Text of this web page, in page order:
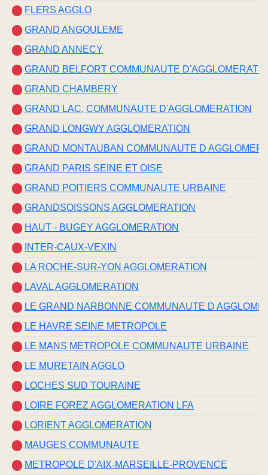
FLERS AGGLO
GRAND ANGOULEME
GRAND ANNECY
GRAND BELFORT COMMUNAUTE
GRAND CHAMBERY
GRAND LAC, COMMUNAUTE D'AGGLOMERATION
GRAND LONGWY AGGLOMERATION
GRAND MONTAUBAN COMMUNAUTE D
GRAND PARIS SEINE ET OISE
GRAND POITIERS COMMUNAUTE URBAINE
GRANDSOISSONS AGGLOMERATION
HAUT - BUGEY AGGLOMERATION
INTER-CAUX-VEXIN
LA ROCHE-SUR-YON AGGLOMERATION
LAVAL AGGLOMERATION
LE GRAND NARBONNE COMMUNAUTE D
LE HAVRE SEINE METROPOLE
LE MANS METROPOLE COMMUNAUTE URBAINE
LE MURETAIN AGGLO
LOCHES SUD TOURAINE
LOIRE FOREZ AGGLOMERATION LFA
LORIENT AGGLOMERATION
MAUGES COMMUNAUTE
METROPOLE D'AIX-MARSEILLE-PROVENCE